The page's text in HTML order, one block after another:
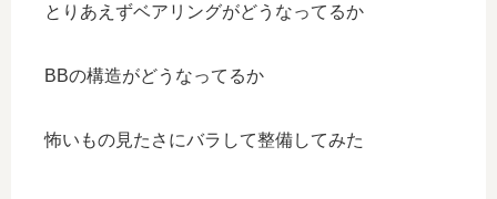
とりあえずベアリングがどうなってるか
BBの構造がどうなってるか
怖いもの見たさにバラして整備してみた